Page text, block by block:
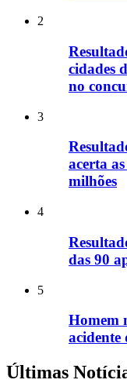
2
cidades
no
3
acerta
milhões
4
das 90
5
Homem
acidente
Últimas